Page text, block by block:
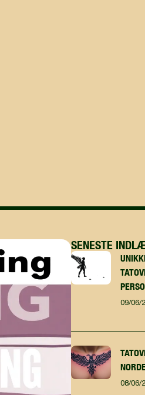
SENESTE
UNIKKE
09/06/
TATOVERINGSKUNST I
08/06/